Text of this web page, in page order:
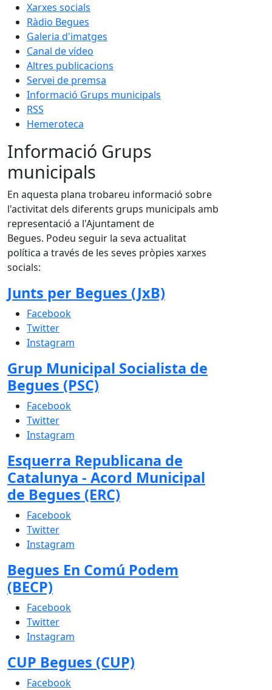
Xarxes socials
Ràdio Begues
Galeria d'imatges
Canal de vídeo
Altres publicacions
Servei de premsa
Informació Grups municipals
RSS
Hemeroteca
Informació Grups
municipals
En aquesta plana trobareu informació sobre
l'activitat dels diferents grups municipals amb
representació a l'Ajuntament de
Begues. Podeu seguir la seva actualitat
política a través de les seves pròpies xarxes
socials:
Junts per Begues (JxB)
Facebook
Twitter
Instagram
Grup Municipal Socialista de
Begues (PSC)
Facebook
Twitter
Instagram
Esquerra Republicana de
Catalunya - Acord Municipal
de Begues (ERC)
Facebook
Twitter
Instagram
Begues En Comú Podem
(BECP)
Facebook
Twitter
Instagram
CUP Begues (CUP)
Facebook